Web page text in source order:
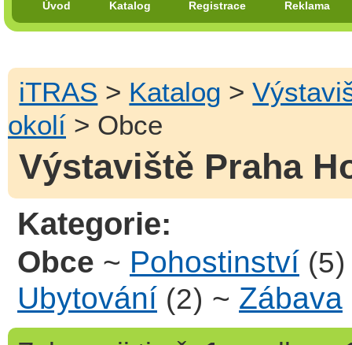
Úvod Katalog Registrace Reklama
iTRAS > Katalog >
okolí > Obce
Výstaviště Praha
Kategorie:
Obce ~ Pohostinství (5)
Ubytování (2) ~ Zábava